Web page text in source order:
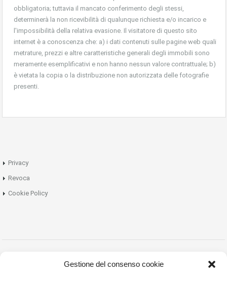
Gestione del consenso cookie
obbligatoria; tuttavia il mancato conferimento degli stessi,
determinerà la non ricevibilità di qualunque richiesta e/o incarico e
l'impossibilità della relativa evasione. Il visitatore di questo sito
internet è a conoscenza che: a) i dati contenuti sulle pagine web quali
metrature, prezzi e altre caratteristiche generali degli immobili sono
meramente esemplificativi e non hanno nessun valore contrattuale; b)
è vietata la copia o la distribuzione non autorizzata delle fotografie
presenti.
Privacy
Revoca
Cookie Policy